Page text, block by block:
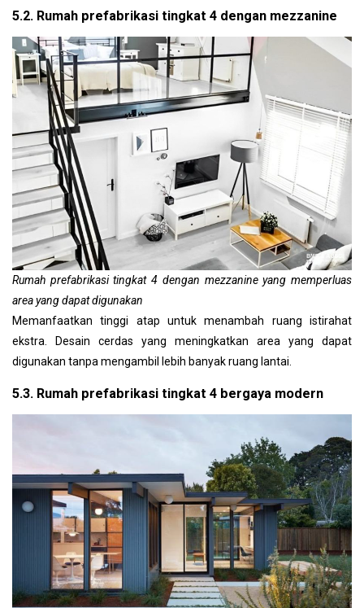
5.2. Rumah prefabrikasi tingkat 4 dengan mezzanine
Rumah prefabrikasi tingkat 4 dengan mezzanine yang memperluas
area yang dapat digunakan
Memanfaatkan tinggi atap untuk menambah ruang istirahat
ekstra. Desain cerdas yang meningkatkan area yang dapat
digunakan tanpa mengambil lebih banyak ruang lantai.
5.3. Rumah prefabrikasi tingkat 4 bergaya modern